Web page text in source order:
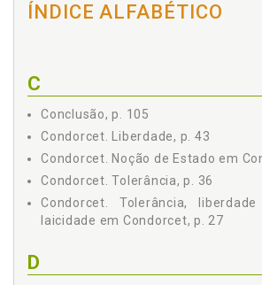
ÍNDICE ALFABÉTICO
C
Conclusão, p. 105
Condorcet. Liberdade, p. 43
Condorcet. Noção de Estado em
Condorcet. Tolerância, p. 36
Condorcet. Tolerância,
laicidade em Condorcet, p. 27
D